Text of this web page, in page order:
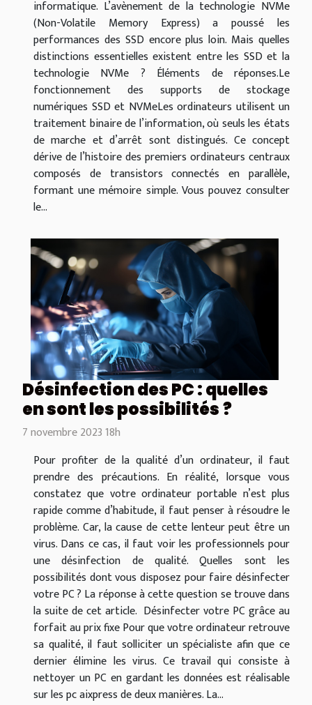
informatique. L’avènement de la technologie NVMe
(Non-Volatile Memory Express) a poussé les
performances des SSD encore plus loin. Mais quelles
distinctions essentielles existent entre les SSD et la
technologie NVMe ? Éléments de réponses.Le
fonctionnement des supports de stockage
numériques SSD et NVMeLes ordinateurs utilisent un
traitement binaire de l’information, où seuls les états
de marche et d’arrêt sont distingués. Ce concept
dérive de l’histoire des premiers ordinateurs centraux
composés de transistors connectés en parallèle,
formant une mémoire simple. Vous pouvez consulter
le...
Désinfection des PC : quelles
en sont les possibilités ?
7 novembre 2023 18h
Pour profiter de la qualité d’un ordinateur, il faut
prendre des précautions. En réalité, lorsque vous
constatez que votre ordinateur portable n’est plus
rapide comme d’habitude, il faut penser à résoudre le
problème. Car, la cause de cette lenteur peut être un
virus. Dans ce cas, il faut voir les professionnels pour
une désinfection de qualité. Quelles sont les
possibilités dont vous disposez pour faire désinfecter
votre PC ? La réponse à cette question se trouve dans
la suite de cet article. Désinfecter votre PC grâce au
forfait au prix fixe Pour que votre ordinateur retrouve
sa qualité, il faut solliciter un spécialiste afin que ce
dernier élimine les virus. Ce travail qui consiste à
nettoyer un PC en gardant les données est réalisable
sur les pc aixpress de deux manières. La...